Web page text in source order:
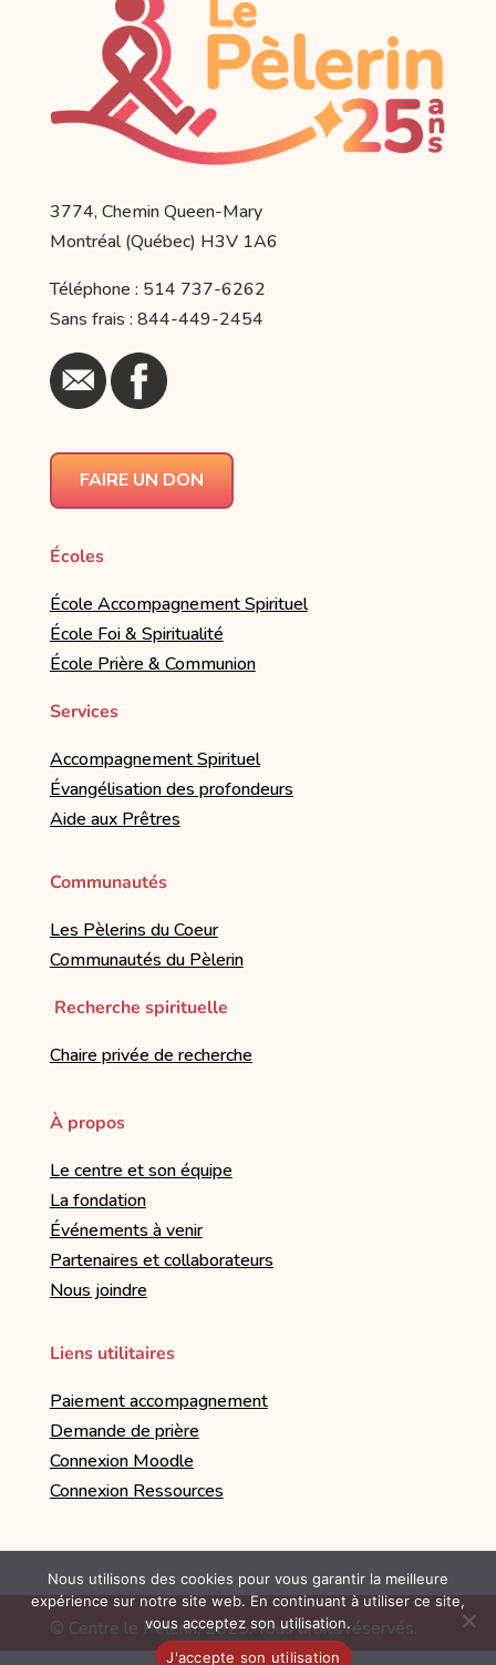
3774, Chemin Queen-Mary
Montréal (Québec) H3V 1A6
Téléphone : 514 737-6262
Sans frais : 844-449-2454
FAIRE UN DON
Écoles
École Accompagnement Spirituel
École Foi & Spiritualité
École Prière & Communion
Services
Accompagnement Spirituel
Évangélisation des profondeurs
Aide aux Prêtres
Communautés
Les Pèlerins du Coeur
Communautés du Pèlerin
Recherche spirituelle
Chaire privée de recherche
À propos
Le centre et son équipe
La fondation
Événements à venir
Partenaires et collaborateurs
Nous joindre
Liens utilitaires
Paiement accompagnement
Demande de prière
Connexion Moodle
Connexion Ressources
© Centre le Pèlerin, 2025. Tous droits réservés.
Politique de confidentialité
Nous utilisons des cookies pour vous garantir la meilleure
expérience sur notre site web. En continuant à utiliser ce site,
vous acceptez son utilisation.
J'accepte son utilisation